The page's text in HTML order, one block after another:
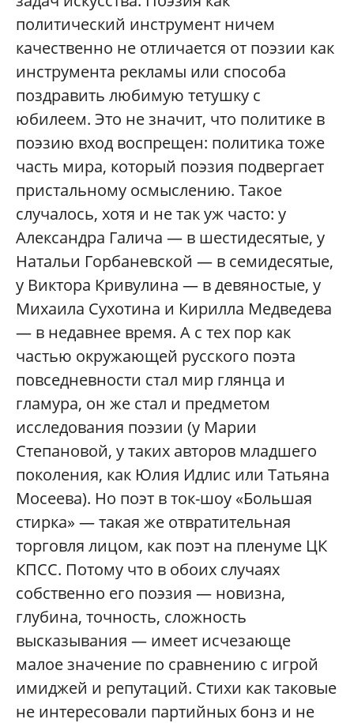
политический инструмент ничем
качественно не отличается от поэзии как
инструмента рекламы или способа
поздравить любимую тетушку с
юбилеем. Это не значит, что политике в
поэзию вход воспрещен: политика тоже
часть мира, который поэзия подвергает
пристальному осмыслению. Такое
случалось, хотя и не так уж часто: у
Александра Галича — в шестидесятые, у
Натальи Горбаневской — в семидесятые,
у Виктора Кривулина — в девяностые, у
Михаила Сухотина и Кирилла Медведева
— в недавнее время. А с тех пор как
частью окружающей русского поэта
повседневности стал мир глянца и
гламура, он же стал и предметом
исследования поэзии (у Марии
Степановой, у таких авторов младшего
поколения, как Юлия Идлис или Татьяна
Мосеева). Но поэт в ток-шоу «Большая
стирка» — такая же отвратительная
торговля лицом, как поэт на пленуме ЦК
КПСС. Потому что в обоих случаях
собственно его поэзия — новизна,
глубина, точность, сложность
высказывания — имеет исчезающе
малое значение по сравнению с игрой
имиджей и репутаций. Стихи как таковые
не интересовали партийных бонз и не